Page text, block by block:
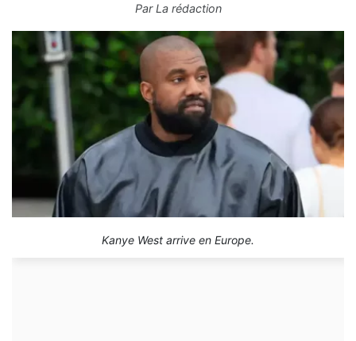
ParLa rédaction
Kanye West arrive en Europe.